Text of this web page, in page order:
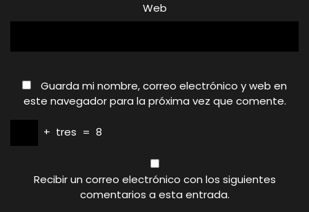
Web
Guarda mi nombre, correo electrónico y web en
este navegador para la próxima vez que comente.
+ tres = 8
Recibir un correo electrónico con los siguientes
comentarios a esta entrada.